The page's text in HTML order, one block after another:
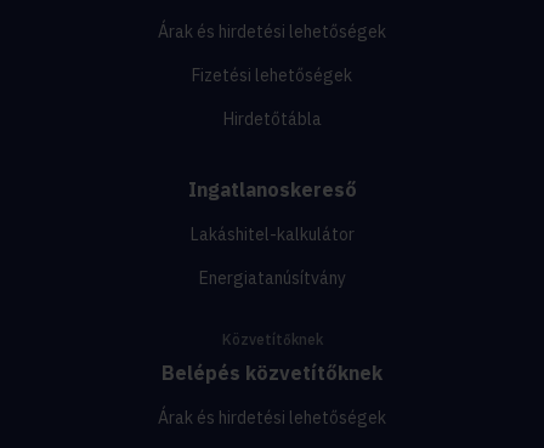
Árak és hirdetési lehetőségek
Fizetési lehetőségek
Hirdetőtábla
Ingatlanoskereső
Lakáshitel-kalkulátor
Energiatanúsítvány
Közvetítőknek
Belépés közvetítőknek
Árak és hirdetési lehetőségek